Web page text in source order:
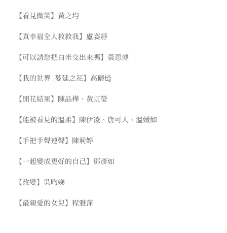
【看見微笑】黃之均
【真幸福全人救救我】盧姿靜
【可以請您把白米交出來嗎】黃思博
【我的世界_蔓延之花】高儷绮
【開花結果】陳品樺、黃虹瑩
【能被看見的溫柔】陳伊凌、唐可人、溫媛如
【手把手聲連聲】陳莉婷
【一起變成更好的自己】鄧彥如
【改變】吳昀娣
【最親愛的女兒】程雅萍